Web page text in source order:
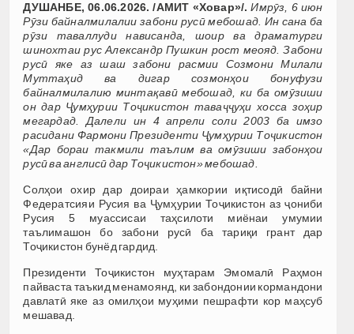
ДУШАНБЕ, 06.06.2026. /АМИТ «Ховар»/. Имрӯз, 6 июн
Рӯзи байналмилалии забони русӣ мебошад. Ин сана ба
рӯзи таваллуди нависанда, шоир ва драматурги
шинохтаи рус Александр Пушкин рост меояд. Забони
русӣ яке аз шаш забони расмии Созмони Милали
Муттаҳид ва дигар созмонҳои бонуфузи
байналмилалию минтақавӣ мебошад, ки ба омӯзиши
он дар Ҷумҳурии Тоҷикистон таваҷҷуҳи хосса зоҳир
мегардад. Далели ин 4 апрели соли 2003 ба имзо
расидани Фармони Президенти Ҷумҳурии Тоҷикистон
«Дар бораи такмили таълим ва омӯзиши забонҳои
русӣ ва англисӣ дар Тоҷикистон» мебошад.
Солҳои охир дар доираи ҳамкории иқтисодӣ байни
Федератсияи Русия ва Ҷумҳурии Тоҷикистон аз ҷониби
Русия 5 муассисаи таҳсилоти миёнаи умумии
таълимашон бо забони русӣ ба тариқи грант дар
Тоҷикистон бунёд гардид.
Президенти Тоҷикистон муҳтарам Эмомалӣ Раҳмон
пайваста таъкид менамоянд, ки забондонии кормандони
давлатӣ яке аз омилҳои муҳими пешрафти кор маҳсуб
мешавад.